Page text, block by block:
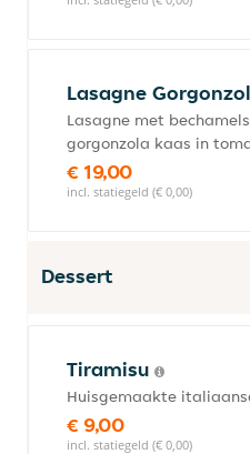
Lasagne
Lasagne met
gorgonzola kaas in
€ 19,00
incl. statiegeld (€ 0,00)
Dessert
Tiramisu
Huisgemaakte
€ 9,00
incl. statiegeld (€ 0,00)